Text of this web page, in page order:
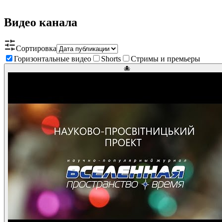
Видео канала
Сортировка
Горизонтальные видео
Shorts Стримы и премьеры
🐙